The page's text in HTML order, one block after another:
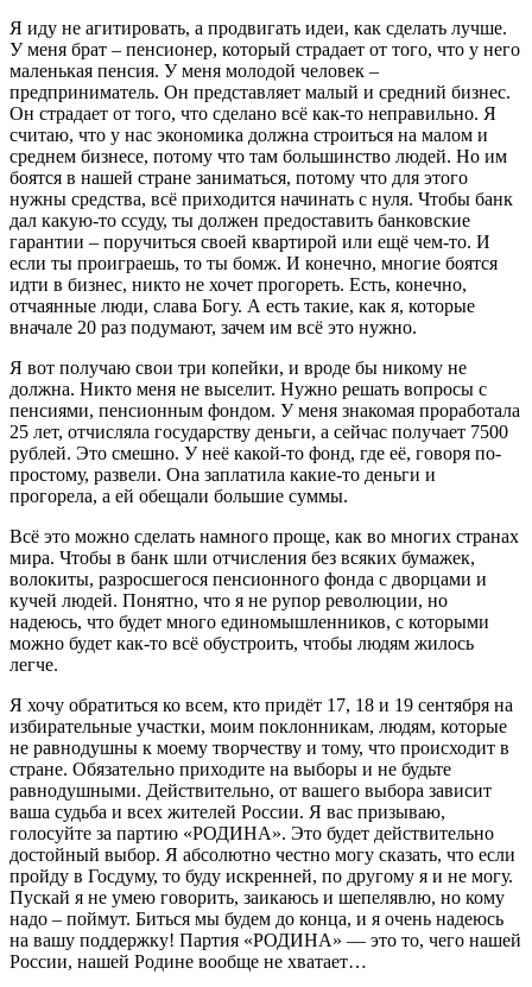
Я иду не агитировать, а продвигать идеи, как сделать лучше.
У меня брат – пенсионер, который страдает от того, что у него
маленькая пенсия. У меня молодой человек –
предприниматель. Он представляет малый и средний бизнес.
Он страдает от того, что сделано всё как-то неправильно. Я
считаю, что у нас экономика должна строиться на малом и
среднем бизнесе, потому что там большинство людей. Но им
боятся в нашей стране заниматься, потому что для этого
нужны средства, всё приходится начинать с нуля. Чтобы банк
дал какую-то ссуду, ты должен предоставить банковские
гарантии – поручиться своей квартирой или ещё чем-то. И
если ты проиграешь, то ты бомж. И конечно, многие боятся
идти в бизнес, никто не хочет прогореть. Есть, конечно,
отчаянные люди, слава Богу. А есть такие, как я, которые
вначале 20 раз подумают, зачем им всё это нужно.
Я вот получаю свои три копейки, и вроде бы никому не
должна. Никто меня не выселит. Нужно решать вопросы с
пенсиями, пенсионным фондом. У меня знакомая проработала
25 лет, отчисляла государству деньги, а сейчас получает 7500
рублей. Это смешно. У неё какой-то фонд, где её, говоря по-
простому, развели. Она заплатила какие-то деньги и
прогорела, а ей обещали большие суммы.
Всё это можно сделать намного проще, как во многих странах
мира. Чтобы в банк шли отчисления без всяких бумажек,
волокиты, разросшегося пенсионного фонда с дворцами и
кучей людей. Понятно, что я не рупор революции, но
надеюсь, что будет много единомышленников, с которыми
можно будет как-то всё обустроить, чтобы людям жилось
легче.
Я хочу обратиться ко всем, кто придёт 17, 18 и 19 сентября на
избирательные участки, моим поклонникам, людям, которые
не равнодушны к моему творчеству и тому, что происходит в
стране. Обязательно приходите на выборы и не будьте
равнодушными. Действительно, от вашего выбора зависит
ваша судьба и всех жителей России. Я вас призываю,
голосуйте за партию «РОДИНА». Это будет действительно
достойный выбор. Я абсолютно честно могу сказать, что если
пройду в Госдуму, то буду искренней, по другому я и не могу.
Пускай я не умею говорить, заикаюсь и шепелявлю, но кому
надо – поймут. Биться мы будем до конца, и я очень надеюсь
на вашу поддержку! Партия «РОДИНА» — это то, чего нашей
России, нашей Родине вообще не хватает…